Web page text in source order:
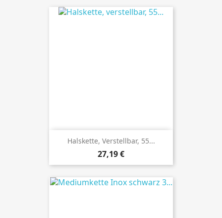
Halskette, Verstellbar, 55...
Preis
27,19 €